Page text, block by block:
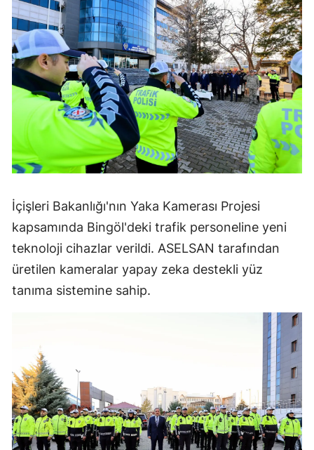
İçişleri Bakanlığı'nın Yaka Kamerası Projesi
kapsamında Bingöl'deki trafik personeline yeni
teknoloji cihazlar verildi. ASELSAN tarafından
üretilen kameralar yapay zeka destekli yüz
tanıma sistemine sahip.